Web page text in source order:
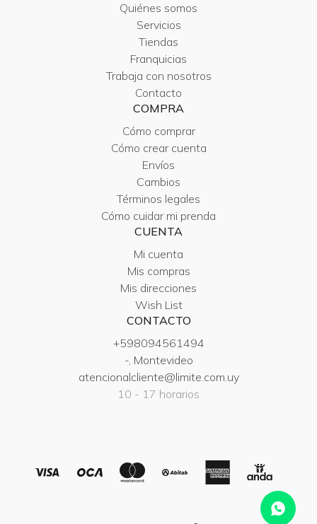
Quiénes somos
Servicios
Tiendas
Franquicias
Trabaja con nosotros
Contacto
COMPRA
Cómo comprar
Cómo crear cuenta
Envíos
Cambios
Términos legales
Cómo cuidar mi prenda
CUENTA
Mi cuenta
Mis compras
Mis direcciones
Wish List
CONTACTO
+598094561494
-, Montevideo
atencionalcliente@limite.com.uy
10 - 17 horarios